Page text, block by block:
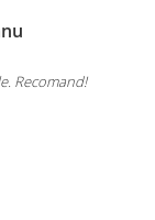
de la VISUEL. Sunt de